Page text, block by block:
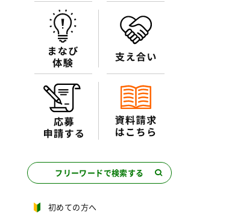
フリーワードで検索する
初めての方へ